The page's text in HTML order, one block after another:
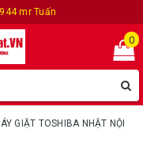
mr Tuấn
0
GIẶT TOSHIBA NHẬT NỘI